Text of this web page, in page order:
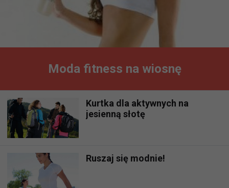
Moda fitness na wiosnę
Kurtka dla aktywnych na
jesienną słotę
Ruszaj się modnie!